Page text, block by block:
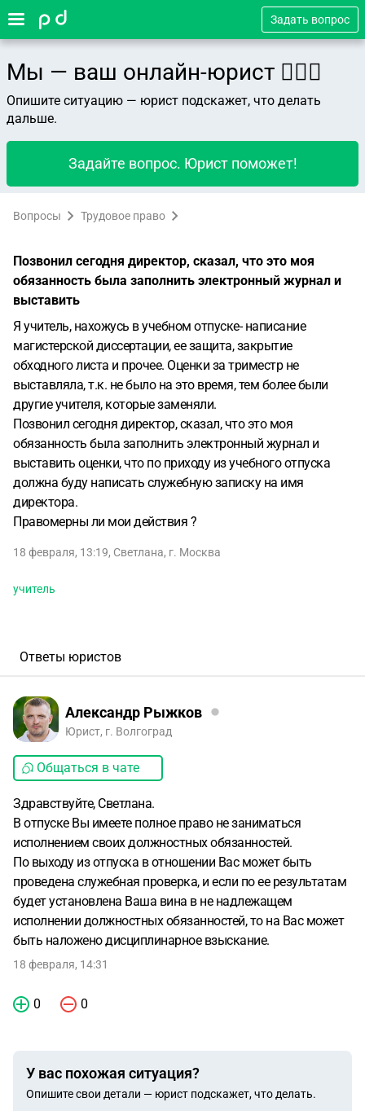
Задать вопрос
Мы — ваш онлайн-юрист 👨🏻‍⚖️
Опишите ситуацию — юрист подскажет, что делать
дальше.
Задайте вопрос. Юрист поможет!
Вопросы Трудовое право
Позвонил сегодня директор, сказал, что это моя
обязанность была заполнить электронный журнал и
выставить
Я учитель, нахожусь в учебном отпуске- написание
магистерской диссертации, ее защита, закрытие
обходного листа и прочее. Оценки за триместр не
выставляла, т.к. не было на это время, тем более были
другие учителя, которые заменяли.
Позвонил сегодня директор, сказал, что это моя
обязанность была заполнить электронный журнал и
выставить оценки, что по приходу из учебного отпуска
должна буду написать служебную записку на имя
директора.
Правомерны ли мои действия ?
18 февраля, 13:19, Светлана, г. Москва
учитель
Ответы юристов
Александр Рыжков
Юрист, г. Волгоград
Общаться в чате
Здравствуйте, Светлана.
В отпуске Вы имеете полное право не заниматься
исполнением своих должностных обязанностей.
По выходу из отпуска в отношении Вас может быть
проведена служебная проверка, и если по ее результатам
будет установлена Ваша вина в не надлежащем
исполнении должностных обязанностей, то на Вас может
быть наложено дисциплинарное взыскание.
18 февраля, 14:31
0 0
У вас похожая ситуация?
Опишите свои детали — юрист подскажет, что делать.